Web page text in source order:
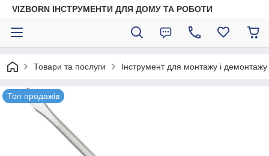
VIZBORN ІНСТРУМЕНТИ ДЛЯ ДОМУ ТА РОБОТИ
Товари та послуги Інструмент для монтажу і демонтажу
Топ продажів